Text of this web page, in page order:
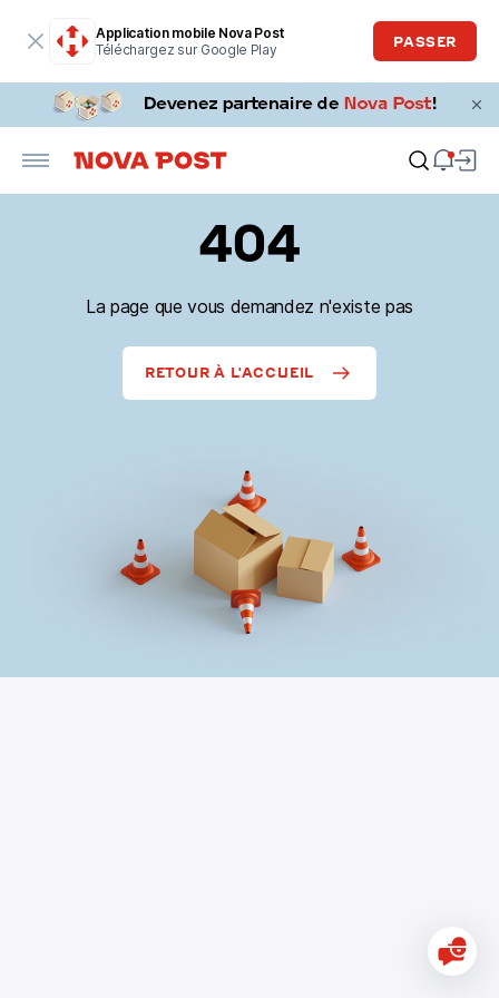
Application mobile Nova Post
Téléchargez sur Google Play
PASSER
404
La page que vous demandez n'existe pas
RETOUR À L'ACCUEIL